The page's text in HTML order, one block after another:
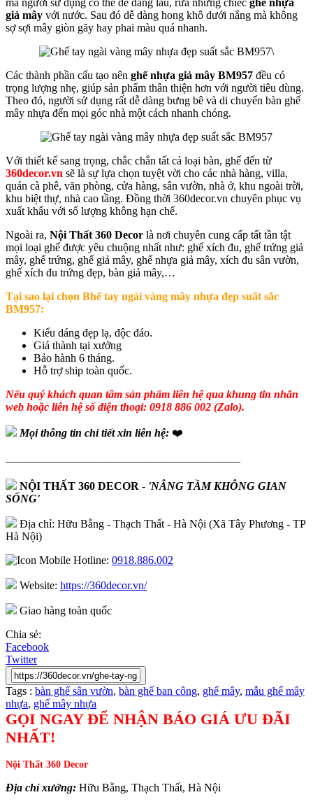
giả mây với nước. Sau đó dễ dàng hong khô dưới nắng mà không
sợ sợi mây giòn gãy hay phai màu quá nhanh.
\
Các thành phần cấu tạo nên ghế nhựa giả mây BM957 đều có
trọng lượng nhẹ, giúp sản phẩm thân thiện hơn với người tiêu dùng.
Theo đó, người sử dụng rất dễ dàng bưng bê và di chuyển bàn ghế
mây nhựa đến mọi góc nhà một cách nhanh chóng.
Với thiết kế sang trọng, chắc chắn tất cả loại bàn, ghế đến từ
360decor.vn sẽ là sự lựa chọn tuyệt vời cho các nhà hàng, villa,
quán cà phê, văn phòng, cửa hàng, sân vườn, nhà ở, khu ngoài trời,
khu biệt thự, nhà cao tầng. Đồng thời 360decor.vn chuyên phục vụ
xuất khẩu với số lượng không hạn chế.
Ngoài ra, Nội Thất 360 Decor là nơi chuyên cung cấp tất tần tật
mọi loại ghế được yêu chuộng nhất như: ghế xích đu, ghế trứng giả
mây, ghế trứng, ghế giả mây, ghế nhựa giả mây, xích đu sân vườn,
ghế xích đu trứng đẹp, bàn giả mây,…
Tại sao lại chọn Bhế tay ngài vàng mây nhựa đẹp suất sắc
BM957:
Kiểu dáng đẹp lạ, độc đáo.
Giá thành tại xưởng
Bảo hành 6 tháng.
Hỗ trợ ship toàn quốc.
Nếu quý khách quan tâm sản phẩm liên hệ qua khung tin nhắn
web hoặc liên hệ số điện thoại: 0918 886 002 (Zalo).
Mọi thông tin chi tiết xin liên hệ: ❤️
—————————————————————
NỘI THẤT 360 DECOR - 'NÂNG TẦM KHÔNG GIAN
SỐNG'
Địa chỉ: Hữu Bằng - Thạch Thất - Hà Nội (Xã Tây Phương - TP
Hà Nội)
Hotline: 0918.886.002
Website: https://360decor.vn/
Giao hàng toàn quốc
Chia sẻ:
Facebook
Twitter
Tags : bàn ghế sân vườn, bàn ghế ban công, ghế mây, mẫu ghế mây
nhựa, ghế mây nhựa
GỌI NGAY ĐỂ NHẬN BÁO GIÁ ƯU ĐÃI
NHẤT!
Nội Thất 360 Decor
Địa chỉ xưởng: Hữu Bằng, Thạch Thất, Hà Nội